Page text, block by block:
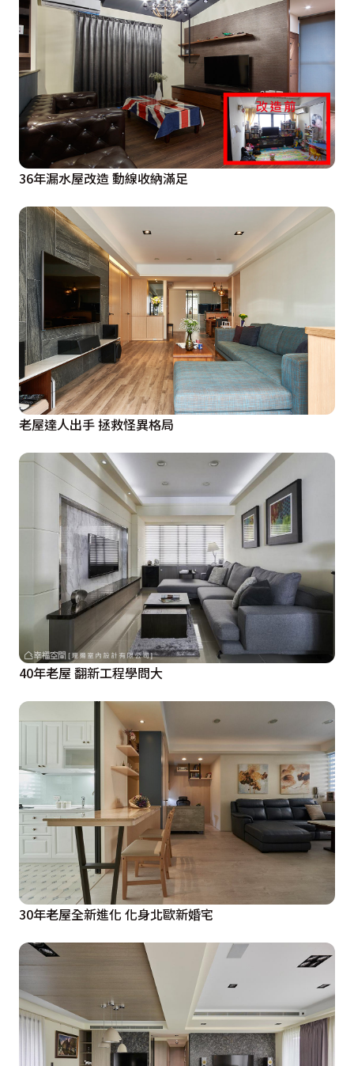
36年漏水屋改造 動線收納滿足
老屋達人出手 拯救怪異格局
40年老屋 翻新工程學問大
30年老屋全新進化 化身北歐新婚宅